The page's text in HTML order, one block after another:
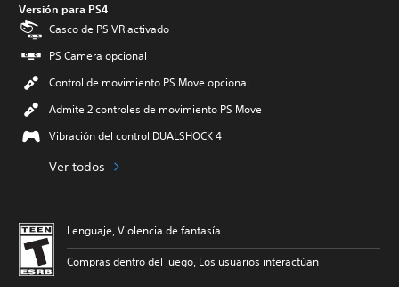
Versión para PS4
Casco de PS VR activado
PS Camera opcional
Control de movimiento PS Move opcional
Admite 2 controles de movimiento PS Move
Vibración del control DUALSHOCK 4
Ver todos
Lenguaje, Violencia de fantasía
Compras dentro del juego, Los usuarios interactúan